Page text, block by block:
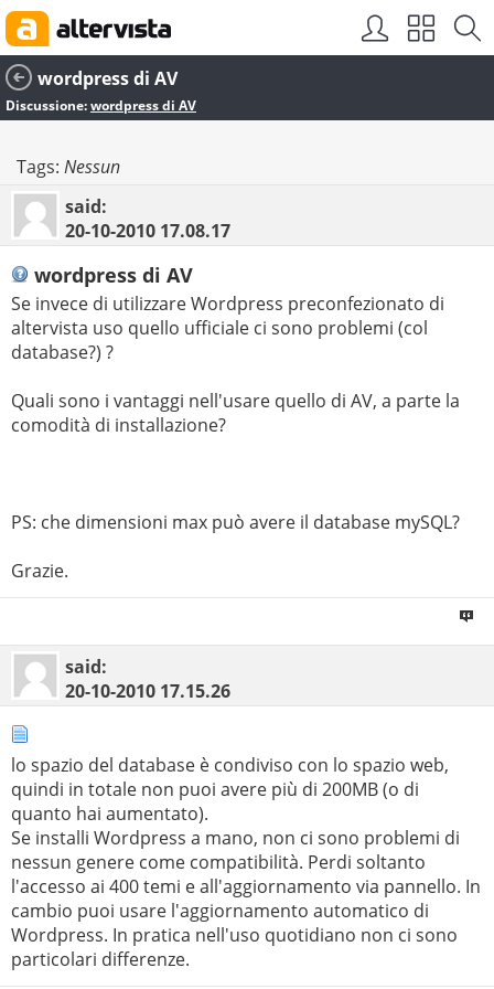
wordpress di AV
Discussione:wordpress di AV
Tags: Nessun
said:
20-10-2010 17.08.17
wordpress di AV
Se invece di utilizzare Wordpress preconfezionato di
altervista uso quello ufficiale ci sono problemi (col
database?) ?
Quali sono i vantaggi nell'usare quello di AV, a parte la
comodità di installazione?
PS: che dimensioni max può avere il database mySQL?
Grazie.
said:
20-10-2010 17.15.26
lo spazio del database è condiviso con lo spazio web,
quindi in totale non puoi avere più di 200MB (o di
quanto hai aumentato).
Se installi Wordpress a mano, non ci sono problemi di
nessun genere come compatibilità. Perdi soltanto
l'accesso ai 400 temi e all'aggiornamento via pannello. In
cambio puoi usare l'aggiornamento automatico di
Wordpress. In pratica nell'uso quotidiano non ci sono
particolari differenze.